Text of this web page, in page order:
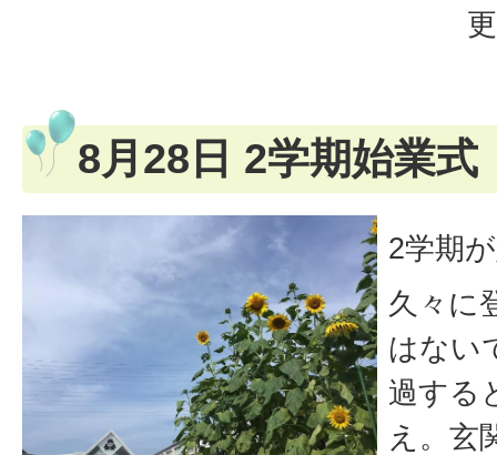
8月28日 2学期始業式
2学期
久々に
はない
過する
え。玄